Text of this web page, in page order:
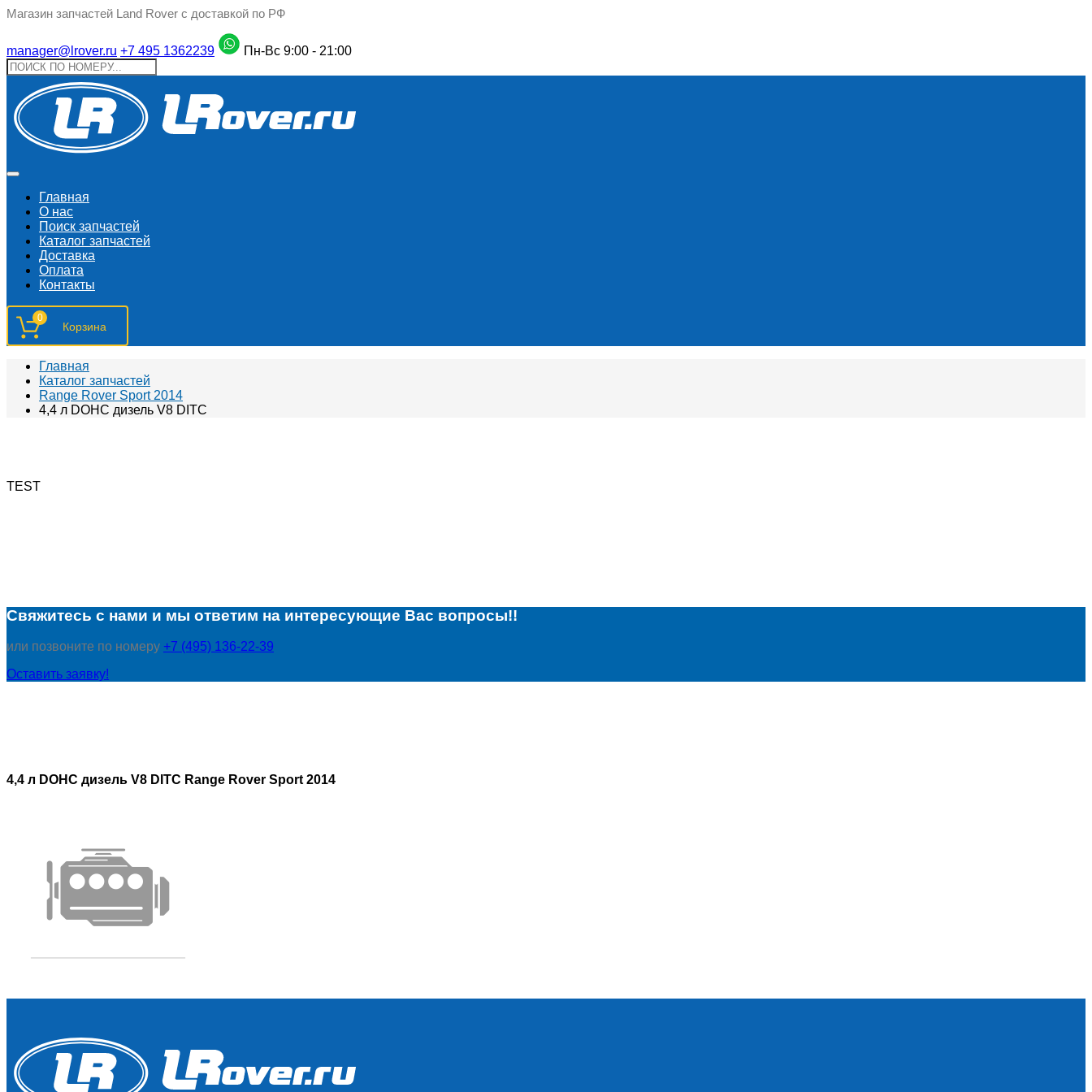
Магазин запчастей Land Rover с доставкой по РФ
manager@lrover.ru +7 495 1362239 Пн-Вс 9:00 - 21:00
Главная
О нас
Поиск запчастeй
Каталог запчастей
Доставка
Оплата
Контакты
0
Главная
Каталог запчастей
Range Rover Sport 2014
4,4 л DOHC дизель V8 DITC
TEST
Свяжитесь с нами и мы ответим на интересующие Вас вопросы!!
или позвоните по номеру +7 (495) 136-22-39
Оставить заявку!
4,4 л DOHC дизель V8 DITC Range Rover Sport 2014